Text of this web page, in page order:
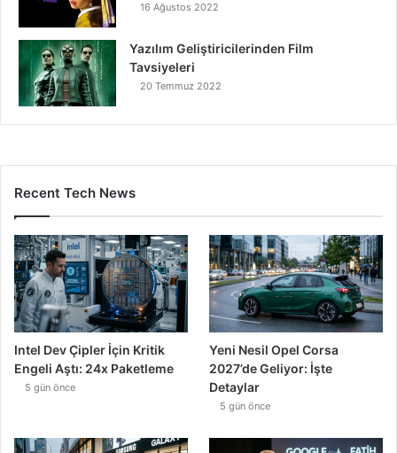
16 Ağustos 2022
Yazılım Geliştiricilerinden Film
Tavsiyeleri
20 Temmuz 2022
Recent Tech News
Intel Dev Çipler İçin Kritik
Engeli Aştı: 24x Paketleme
5 gün önce
Yeni Nesil Opel Corsa
2027’de Geliyor: İşte
Detaylar
5 gün önce